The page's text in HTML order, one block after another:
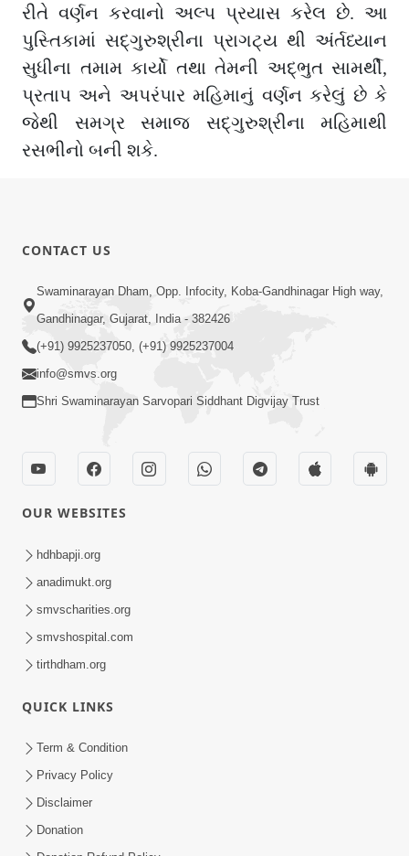
રીતે વર્ણન કરવાનો અલ્પ પ્રયાસ કરેલ છે. આ
પુસ્તિકામાં સદ્ગુરુશ્રીના પ્રાગટ્ય થી અંર્તધ્યાન
સુધીના તમામ કાર્યો તથા તેમની અદ્ભુત સામર્થી,
પ્રતાપ અને અપરંપાર મહિમાનું વર્ણન કરેલું છે કે
જેથી સમગ્ર સમાજ સદ્ગુરુશ્રીના મહિમાથી
રસભીનો બની શકે.
CONTACT US
Swaminarayan Dham, Opp. Infocity, Koba-Gandhinagar High way,
Gandhinagar, Gujarat, India - 382426
(+91) 9925237050, (+91) 9925237004
info@smvs.org
Shri Swaminarayan Sarvopari Siddhant Digvijay Trust
OUR WEBSITES
hdhbapji.org
anadimukt.org
smvscharities.org
smvshospital.com
tirthdham.org
QUICK LINKS
Term & Condition
Privacy Policy
Disclaimer
Donation